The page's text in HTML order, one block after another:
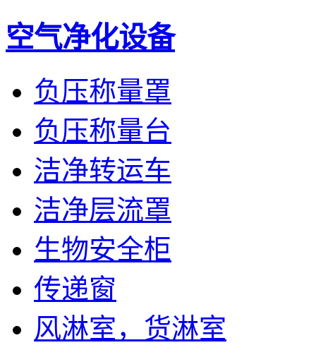
空气净化设备
负压称量罩
负压称量台
洁净转运车
洁净层流罩
生物安全柜
传递窗
风淋室，货淋室